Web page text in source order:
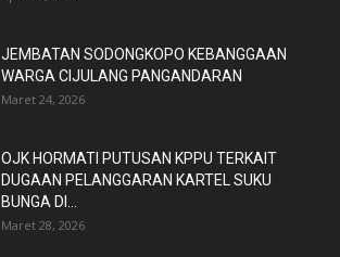
JEMBATAN SODONGKOPO KEBANGGAAN
WARGA CIJULANG PANGANDARAN
Maret 24, 2026
OJK HORMATI PUTUSAN KPPU TERKAIT
DUGAAN PELANGGARAN KARTEL SUKU
BUNGA DI...
Maret 28, 2026